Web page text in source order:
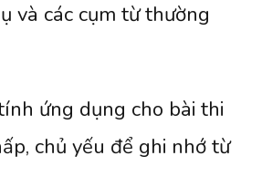
và các cụm từ thường
ứng dụng cho bài thi
chủ yếu để ghi nhớ từ